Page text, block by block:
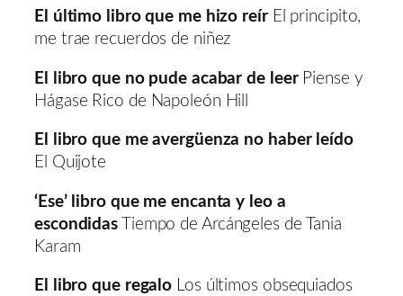
El último libro que me hizo reírEl principito,
me trae recuerdos de niñez
El libro que no pude acabar de leerPiense y
Hágase Rico de Napoleón Hill
El libro que me avergüenza no haber leído
El Quijote
‘Ese’ libro que me encanta y leo a
escondidas Tiempo de Arcángeles de Tania
Karam
El libro que regalo Los últimos obsequiados